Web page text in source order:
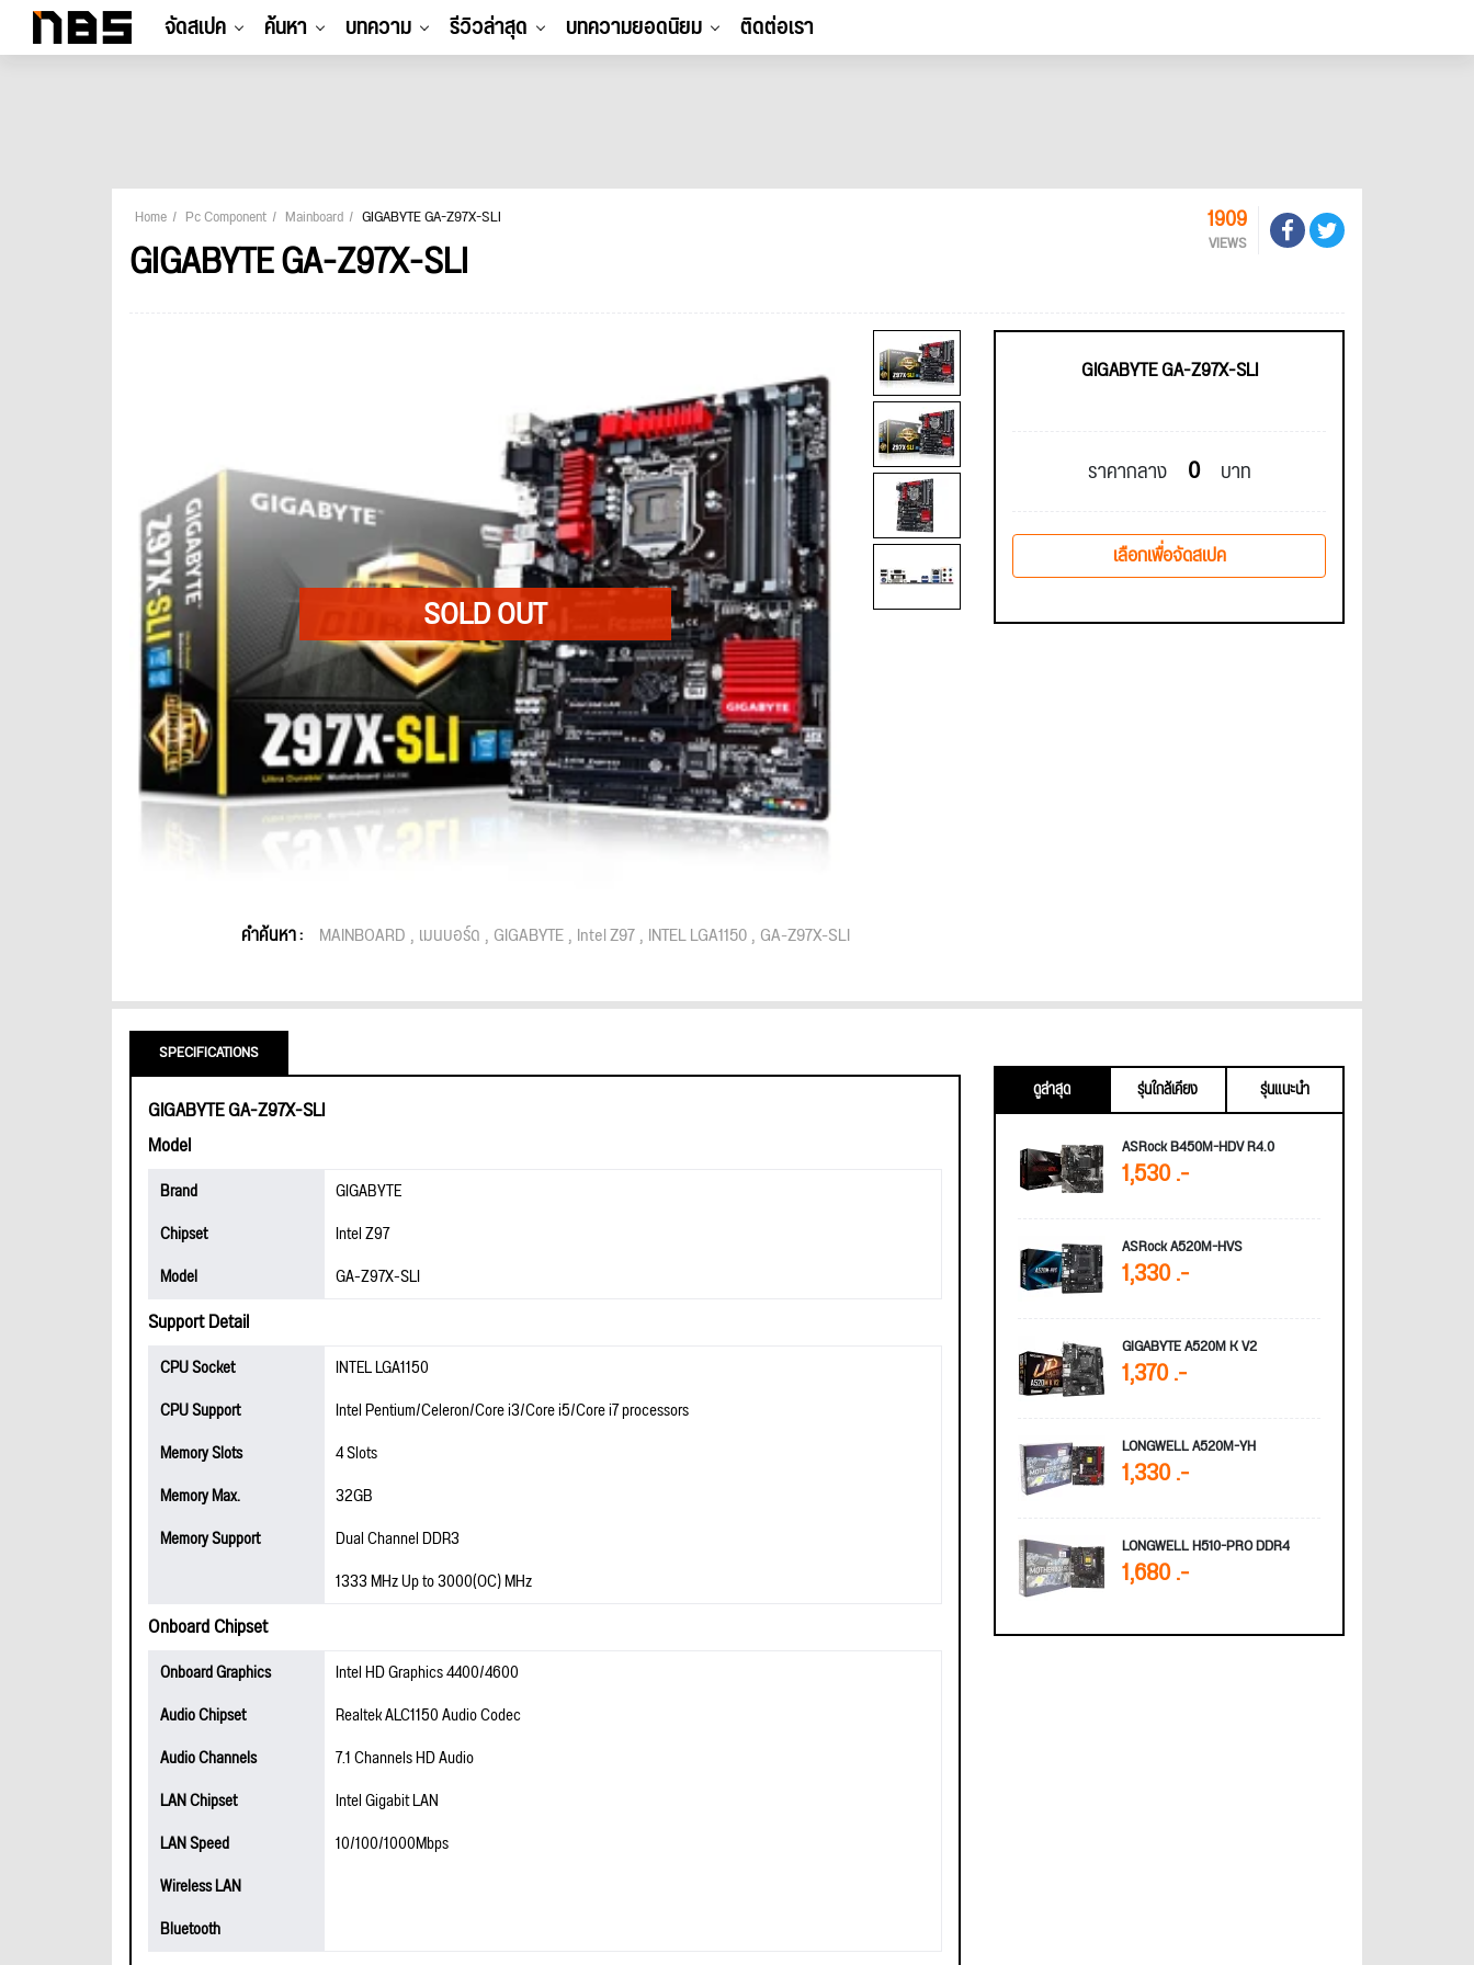
จัดสเปค ค้นหา บทความ รีวิวล่าสุด บทความยอดนิยม ติดต่อเรา
Home Pc Component Mainboard GIGABYTE GA-Z97X-SLI
GIGABYTE GA-Z97X-SLI
1909
VIEWS
คำค้นหา : MAINBOARD เมนบอร์ด GIGABYTE Intel Z97 INTEL LGA1150 GA-Z97X-SLI
GIGABYTE GA-Z97X-SLI
ราคากลาง 0 บาท
เลือกเพื่อจัดสเปค
SPECIFICATIONS
GIGABYTE GA-Z97X-SLI
Model
Brand
GIGABYTE
Chipset
Intel Z97
Model
GA-Z97X-SLI
Support Detail
CPU Socket
INTEL LGA1150
CPU Support
Intel Pentium/Celeron/Core i3/Core i5/Core i7 processors
Memory Slots
4 Slots
Memory Max.
32GB
Memory Support
Dual Channel DDR3
1333 MHz Up to 3000(OC) MHz
Onboard Chipset
Onboard Graphics
Intel HD Graphics 4400/4600
Audio Chipset
Realtek ALC1150 Audio Codec
Audio Channels
7.1 Channels HD Audio
LAN Chipset
Intel Gigabit LAN
LAN Speed
10/100/1000Mbps
Wireless LAN
Bluetooth
ดูล่าสุด รุ่นใกล้เคียง
รุ่นแนะนำ
ASRock B450M-HDV R4.0
1,530 .-
ASRock A520M-HVS
1,330 .-
GIGABYTE A520M K V2
1,370 .-
LONGWELL A520M-YH
1,330 .-
LONGWELL H510-PRO DDR4
1,680 .-